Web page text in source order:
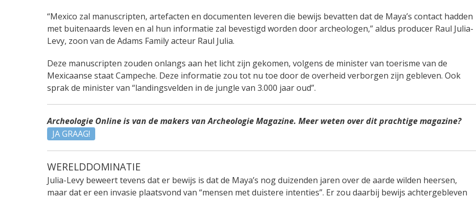
“Mexico zal manuscripten, artefacten en documenten leveren die bewijs bevatten dat de Maya’s contact hadden
met buitenaards leven en al hun informatie zal bevestigd worden door archeologen,” aldus producer Raul Julia-
Levy, zoon van de Adams Family acteur Raul Julia.
Deze manuscripten zouden onlangs aan het licht zijn gekomen, volgens de minister van toerisme van de
Mexicaanse staat Campeche. Deze informatie zou tot nu toe door de overheid verborgen zijn gebleven. Ook
sprak de minister van “landingsvelden in de jungle van 3.000 jaar oud”.
Archeologie Online is van de makers van Archeologie Magazine. Meer weten over dit prachtige magazine?
JA GRAAG!
WERELDDOMINATIE
Julia-Levy beweert tevens dat er bewijs is dat de Maya’s nog duizenden jaren over de aarde wilden heersen,
maar dat er een invasie plaatsvond van “mensen met duistere intenties”. Er zou daarbij bewijs achtergebleven